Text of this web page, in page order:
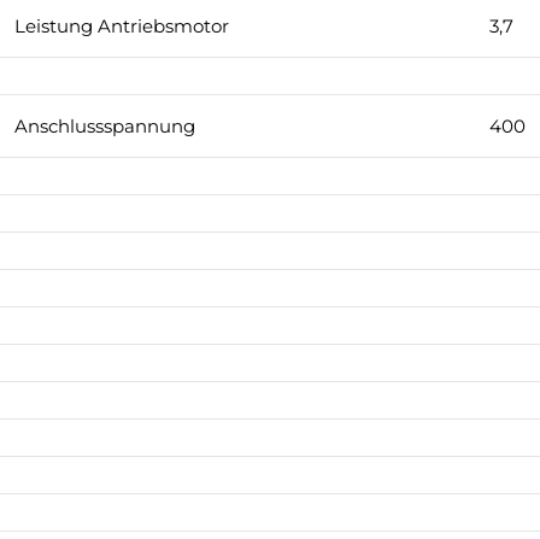
Leistung Antriebsmotor 3,7
Anschlussspannung 400